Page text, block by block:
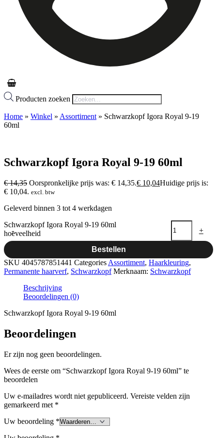
Producten zoeken
Home » Winkel » Assortiment » Schwarzkopf Igora Royal 9-19
60ml
Schwarzkopf Igora Royal 9-19 60ml
€14,35 Oorspronkelijke prijs was: € 14,35.€ 10,04Huidige prijs is:
€ 10,04. excl. btw
Geleverd binnen 3 tot 4 werkdagen
-
Schwarzkopf Igora Royal 9-19 60ml
hoeveelheid
+
Bestellen
SKU 4045787851441 Categories Assortiment, Haarkleuring,
Permanente haarverf, Schwarzkopf Merknaam: Schwarzkopf
Beschrijving
Beoordelingen (0)
Schwarzkopf Igora Royal 9-19 60ml
Beoordelingen
Er zijn nog geen beoordelingen.
Wees de eerste om “Schwarzkopf Igora Royal 9-19 60ml” te
beoordelen
Uw e-mailadres wordt niet gepubliceerd. Vereiste velden zijn
gemarkeerd met *
Uw beoordeling *